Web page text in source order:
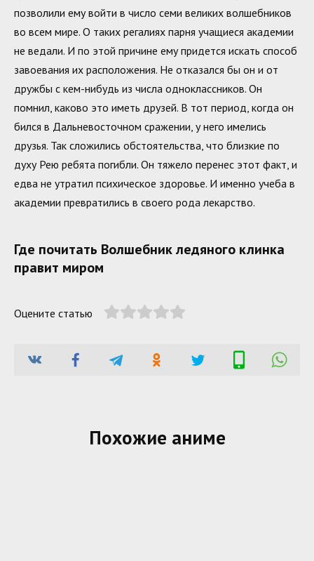
позволили ему войти в число семи великих волшебников
во всем мире. О таких регалиях парня учащиеся академии
не ведали. И по этой причине ему придется искать способ
завоевания их расположения. Не отказался бы он и от
дружбы с кем-нибудь из числа одноклассников. Он
помнил, каково это иметь друзей. В тот период, когда он
бился в Дальневосточном сражении, у него имелись
друзья. Так сложились обстоятельства, что близкие по
духу Рею ребята погибли. Он тяжело перенес этот факт, и
едва не утратил психическое здоровье. И именно учеба в
академии превратились в своего рода лекарство.
Где почитать Волшебник ледяного клинка
правит миром
Оцените статью
Похожие аниме